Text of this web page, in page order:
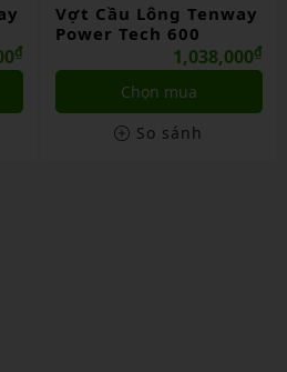
₫
Vợt Cầu Lông Tenway
Power Tec 900
1,008,000₫
Liên hệ
So sánh